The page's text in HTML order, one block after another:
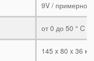
9V / примерно
от 0 до 50 ° C
145 x 80 x 36